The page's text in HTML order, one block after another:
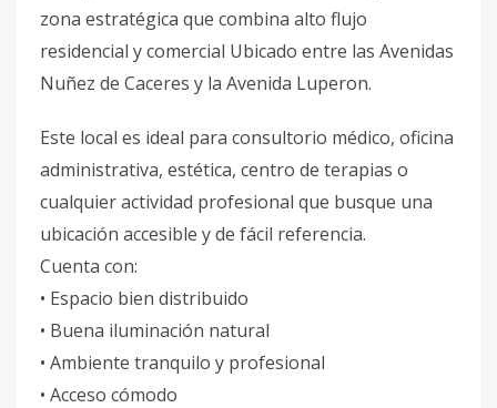
zona estratégica que combina alto flujo
residencial y comercial Ubicado entre las Avenidas
Nuñez de Caceres y la Avenida Luperon.
Este local es ideal para consultorio médico, oficina
administrativa, estética, centro de terapias o
cualquier actividad profesional que busque una
ubicación accesible y de fácil referencia.
Cuenta con:
• Espacio bien distribuido
• Buena iluminación natural
• Ambiente tranquilo y profesional
• Acceso cómodo